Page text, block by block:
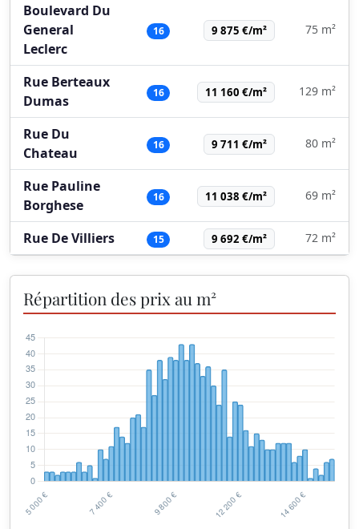
Boulevard Du
General
Leclerc
16 9 875 €/m² 75 m²
Rue Berteaux
Dumas
16 11 160 €/m² 129 m²
Rue Du
Chateau
16 9 711 €/m² 80 m²
Rue Pauline
Borghese
16 11 038 €/m² 69 m²
Rue De Villiers 15 9 692 €/m² 72 m²
Répartition des prix au m²